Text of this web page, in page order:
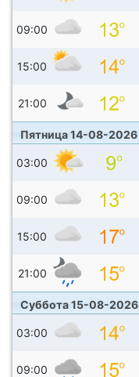
09:00
15:00
21:00
Пятница 14-08-2026
03:00
09:00
15:00
21:00
Суббота 15-08-2026
03:00
09:00